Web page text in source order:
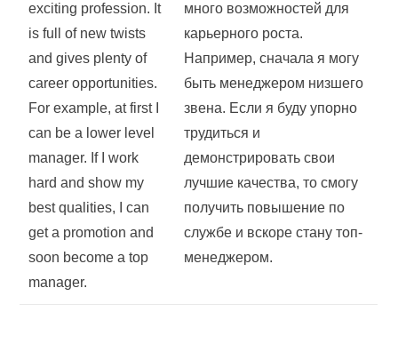
exciting profession. It
is full of new twists
and gives plenty of
career opportunities.
For example, at first I
can be a lower level
manager. If I work
hard and show my
best qualities, I can
get a promotion and
soon become a top
manager.
много возможностей для
карьерного роста.
Например, сначала я могу
быть менеджером низшего
звена. Если я буду упорно
трудиться и
демонстрировать свои
лучшие качества, то смогу
получить повышение по
службе и вскоре стану топ-
менеджером.